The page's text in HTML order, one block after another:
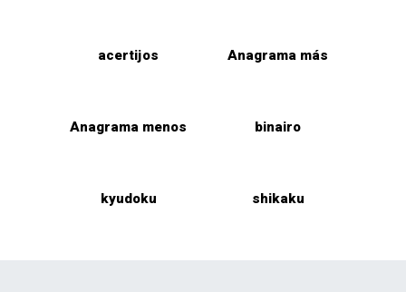
acertijos Anagrama más
Anagrama menos binairo
kyudoku shikaku